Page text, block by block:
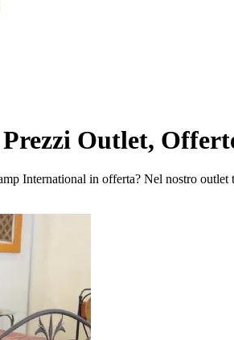
Outlet,
International in offerta? Nel nostro